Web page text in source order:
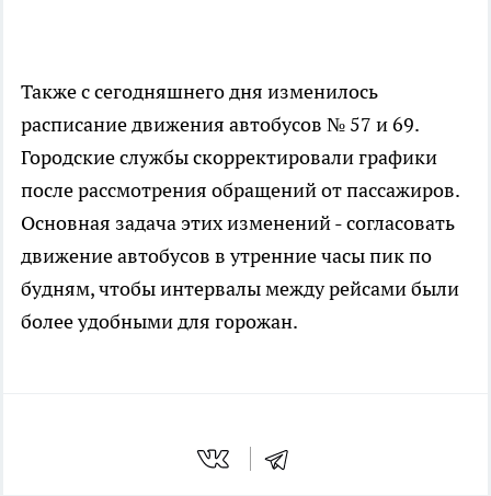
Также с сегодняшнего дня изменилось
расписание движения автобусов № 57 и 69.
Городские службы скорректировали графики
после рассмотрения обращений от пассажиров.
Основная задача этих изменений - согласовать
движение автобусов в утренние часы пик по
будням, чтобы интервалы между рейсами были
более удобными для горожан.